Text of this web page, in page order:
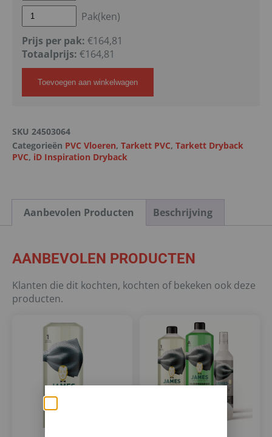
Pak(ken)
Prijs per pak: €164,81
Totaalprijs: €164,81
Toevoegen aan winkelwagen
SKU 24503064
Categorieën PVC Vloeren, Tarkett PVC, Tarkett Dryback
PVC, iD Inspiration Dryback
Aanbevolen Producten Beschrijving
AANBEVOLEN PRODUCTEN
Klanten die dit kochten, kochten of bekeken ook deze
producten.